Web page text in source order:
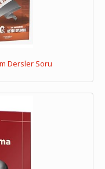
Dersler Soru